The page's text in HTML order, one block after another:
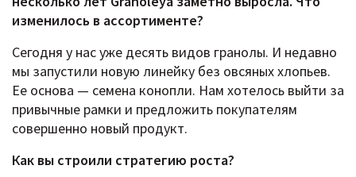
изменилось в ассортименте?
Сегодня у нас уже десять видов гранолы. И недавно
мы запустили новую линейку без овсяных хлопьев.
Ее основа — семена конопли. Нам хотелось выйти за
привычные рамки и предложить покупателям
совершенно новый продукт.
Как вы строили стратегию роста?